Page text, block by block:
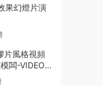
果幻燈片演
片風格視頻
闆-VIDEOH
OPENE